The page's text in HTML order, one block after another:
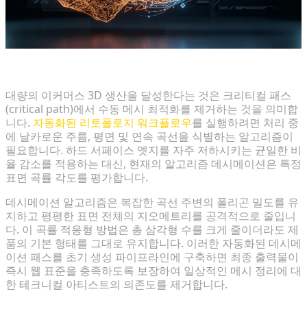
대량의 이커머스 3D 생산을 달성한다는 것은 크리티컬 패스
(critical path)에서 수동 메시 최적화를 제거하는 것을 의미합
니다. 자동화된 리토폴로지 워크플로우를 실행하려면 처리 중
에 날카로운 주름, 평면 및 연속 곡선을 식별하는 알고리즘이
필요합니다. 하드 서페이스 엣지를 자주 저하시키는 균일한 비
율 감소를 적용하는 대신, 현재의 알고리즘 데시메이션은 특정
표면 곡률 각도를 평가합니다.
데시메이션 알고리즘은 복잡한 곡선 주변의 폴리곤 밀도를 유
지하고 평평한 표면 전체의 지오메트리를 공격적으로 줄입니
다. 이 곡률 적응형 방법은 총 삼각형 수를 크게 줄이더라도 제
품의 기본 형태를 그대로 유지합니다. 이러한 자동화된 데시메
이션 패스를 초기 생성 파이프라인에 구축하면 최종 출력물이
즉시 웹 표준을 충족하도록 보장하여 일상적인 메시 정리에 대
한 테크니컬 아티스트의 의존도를 제거합니다.